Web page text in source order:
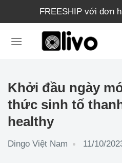
dung
FREESHIP với đơn
Khởi đầu ngày
thức sinh tố
healthy
Dingo Việt Nam 11/10/